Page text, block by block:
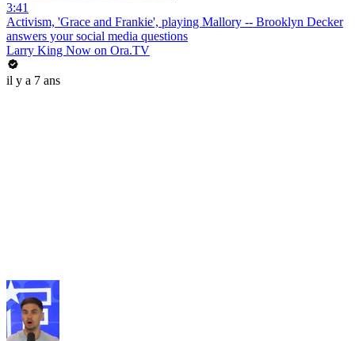
3:41
Activism, 'Grace and Frankie', playing Mallory -- Brooklyn Decker
answers your social media questions
Larry King Now on Ora.TV
il y a 7 ans